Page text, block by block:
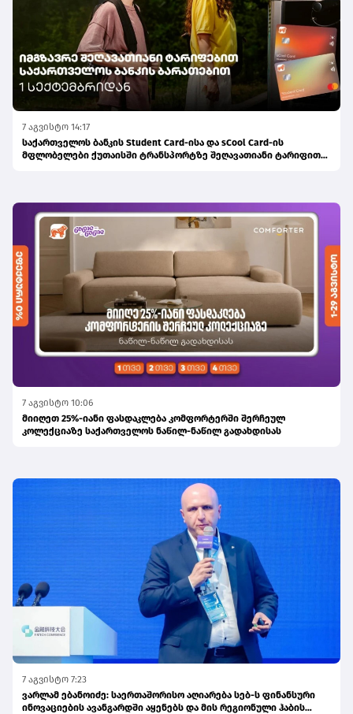
7 აგვისტო 14:17
საქართველოს ბანკის Student Card-ისა და sCool Card-ის
მფლობელები ქუთაისში ტრანსპორტზე შეღავათიანი ტარიფით
7 აგვისტო 10:06
მიიღეთ 25%-იანი ფასდაკლება კომფორტერში შერჩეულ
კოლექციაზე საქართველოს ნაწილ-ნაწილ გადახდისას
7 აგვისტო 7:23
ვარლამ ებანოიძე: საერთაშორისო აღიარება სებ-ს ფინანსური
ინოვაციების ავანგარდში აყენებს და მის რეგიონული ჰაბის